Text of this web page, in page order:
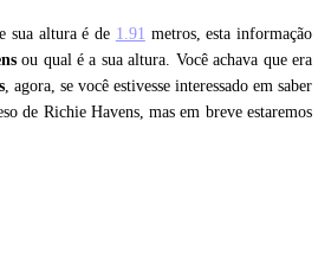
sua altura é de 1.91 metros, esta informação
ou qual é a sua altura. Você achava que era
, agora, se você estivesse interessado em saber
de Richie Havens, mas em breve estaremos